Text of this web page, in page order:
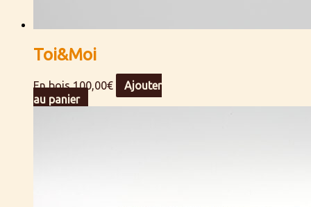
Toi&Moi
En bois100,00€
Ajouter
au panier